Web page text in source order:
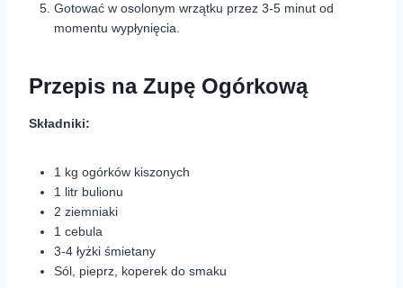
Gotować w osolonym wrzątku przez 3-5 minut od
momentu wypłynięcia.
Przepis na Zupę Ogórkową
Składniki:
1 kg ogórków kiszonych
1 litr bulionu
2 ziemniaki
1 cebula
3-4 łyżki śmietany
Sól, pieprz, koperek do smaku